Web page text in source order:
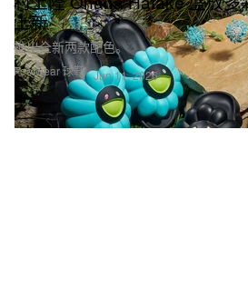
Footwear 球鞋
上新
推出全新两款配色。
Jun 11, 2026